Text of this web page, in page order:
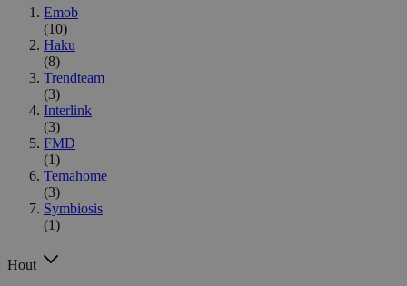
Emob
(10)
Haku
(8)
Trendteam
(3)
Interlink
(3)
FMD
(1)
Temahome
(3)
Symbiosis
(1)
Hout